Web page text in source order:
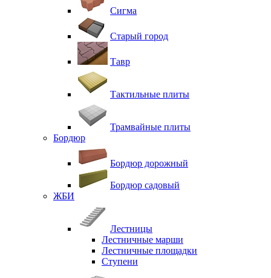
Сигма
Старый город
Тавр
Тактильные плиты
Трамвайные плиты
Бордюр
Бордюр дорожный
Бордюр садовый
ЖБИ
Лестницы
Лестничные марши
Лестничные площадки
Ступени